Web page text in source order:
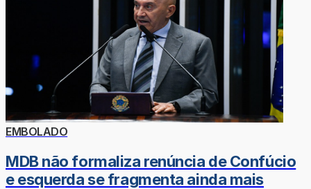
EMBOLADO
MDB não formaliza renúncia de Confúcio
e esquerda se fragmenta ainda mais